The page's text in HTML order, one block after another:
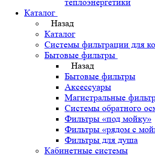
теплоэнергетики
Каталог
Назад
Каталог
Системы фильтрации для
Бытовые фильтры
Назад
Бытовые фильтры
Аксессуары
Магистральные
Системы обратного
Фильтры «под мойку»
Фильтры «рядом с
Фильтры для душа
Кабинетные системы